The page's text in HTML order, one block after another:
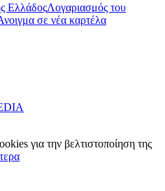
ΕλλάδοςΛογαριασμός του
σε νέα καρτέλα
για την βελτιστοποίηση της